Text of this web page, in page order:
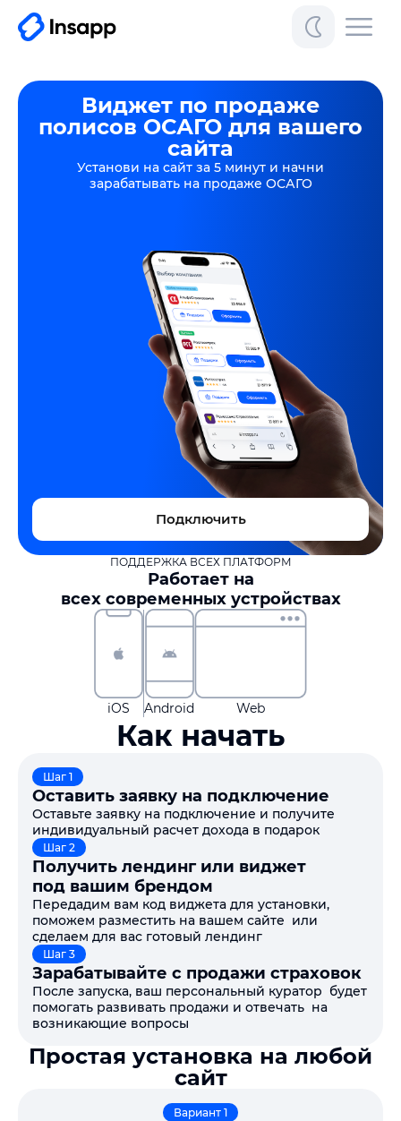
Виджет по продаже
полисов ОСАГО для вашего
сайта
Установи на сайт за 5 минут и начни
зарабатывать на продаже ОСАГО
Подключить
ПОДДЕРЖКА ВСЕХ ПЛАТФОРМ
Работает на
всех современных устройствах
iOS Web
Android
Как начать
Шаг 1
Оставить заявку на подключение
Оставьте заявку на подключение и получите
индивидуальный расчет дохода в подарок
Шаг 2
Получить лендинг или виджет
под вашим брендом
Передадим вам код виджета для установки,
поможем разместить на вашем сайте или
сделаем для вас готовый лендинг
Шаг 3
Зарабатывайте с продажи страховок
После запуска, ваш персональный куратор будет
помогать развивать продажи и отвечать на
возникающие вопросы
Простая установка на любой
сайт
Вариант 1